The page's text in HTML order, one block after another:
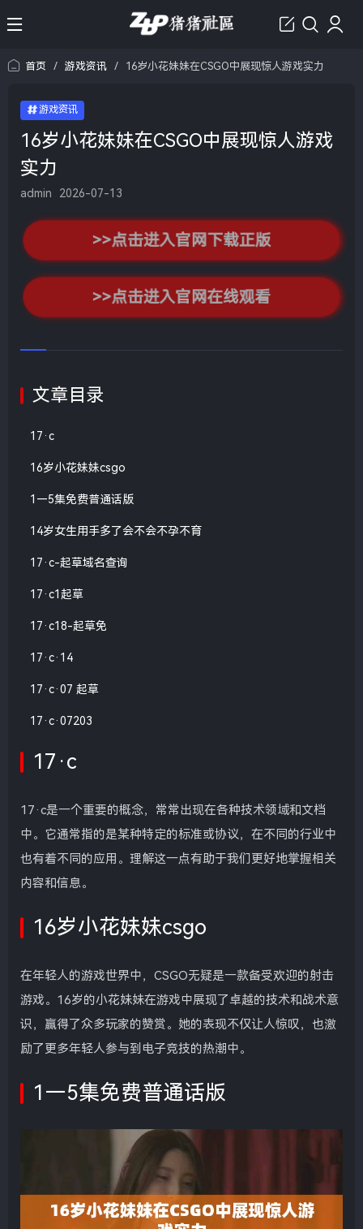
首页 / 游戏资讯 / 16岁小花妹妹在CSGO中展现惊人游戏实力
游戏资讯
16岁小花妹妹在CSGO中展现惊人游戏
实力
admin 2026-07-13
>>点击进入官网下载正版
>>点击进入官网在线观看
文章目录
17·c
16岁小花妹妹csgo
1—5集免费普通话版
14岁女生用手多了会不会不孕不育
17·c-起草域名查询
17·c1起草
17·c18-起草免
17·c·14
17·c·07 起草
17·c·07203
17·c
17·c是一个重要的概念，常常出现在各种技术领域和文档
中。它通常指的是某种特定的标准或协议，在不同的行业中
也有着不同的应用。理解这一点有助于我们更好地掌握相关
内容和信息。
16岁小花妹妹csgo
在年轻人的游戏世界中，CSGO无疑是一款备受欢迎的射击
游戏。16岁的小花妹妹在游戏中展现了卓越的技术和战术意
识，赢得了众多玩家的赞赏。她的表现不仅让人惊叹，也激
励了更多年轻人参与到电子竞技的热潮中。
1—5集免费普通话版